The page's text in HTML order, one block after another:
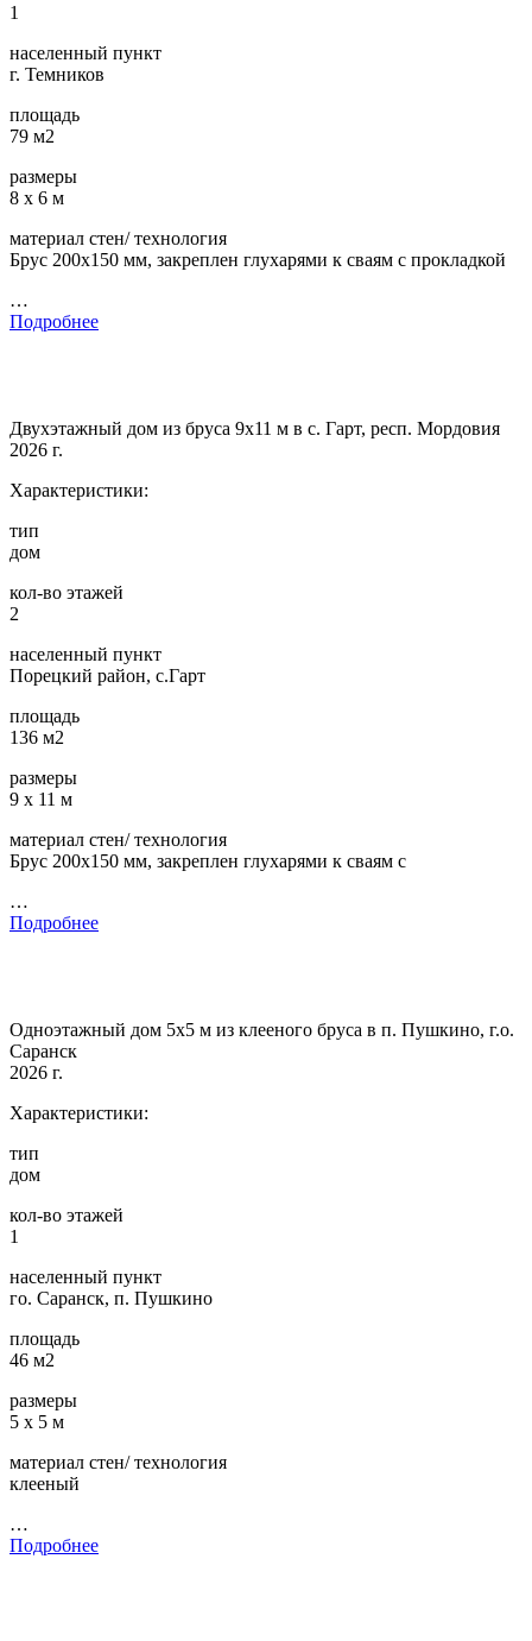
1
населенный пункт
г. Темников
площадь
79 м2
размеры
8 х 6 м
материал стен/ технология
Брус 200х150 мм, закреплен глухарями к сваям с прокладкой
…
Подробнее
Двухэтажный дом из бруса 9х11 м в с. Гарт, респ. Мордовия
2026 г.
Характеристики:
тип
дом
кол-во этажей
2
населенный пункт
Порецкий район, с.Гарт
площадь
136 м2
размеры
9 х 11 м
материал стен/ технология
Брус 200х150 мм, закреплен глухарями к сваям с
…
Подробнее
Одноэтажный дом 5х5 м из клееного бруса в п. Пушкино, г.о.
Саранск
2026 г.
Характеристики:
тип
дом
кол-во этажей
1
населенный пункт
го. Саранск, п. Пушкино
площадь
46 м2
размеры
5 х 5 м
материал стен/ технология
клееный
…
Подробнее